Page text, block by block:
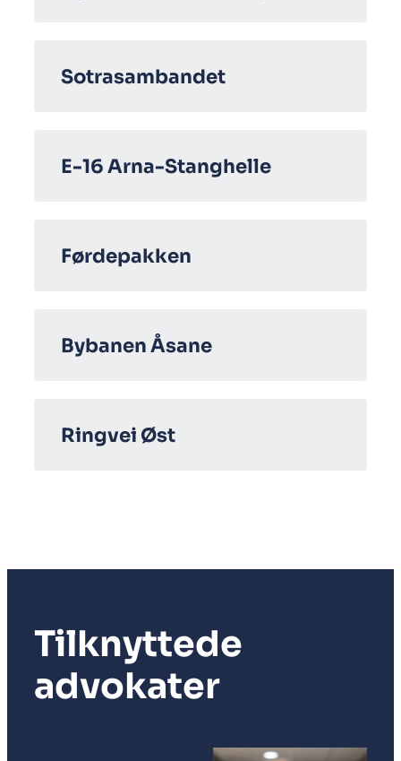
Sotrasambandet
E-16 Arna-Stanghelle
Førdepakken
Bybanen Åsane
Ringvei Øst
Tilknyttede
advokater